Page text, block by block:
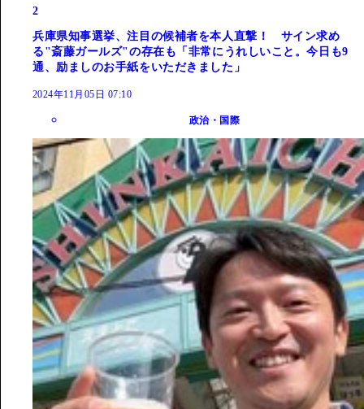
2
兵庫県知事選挙、注目の候補者を本人直撃！ サイン求め
る"斎藤ガールズ"の存在も「非常にうれしいこと。今日も9
通、励ましのお手紙をいただきました」
2024年11月05日 07:10
政治・国際